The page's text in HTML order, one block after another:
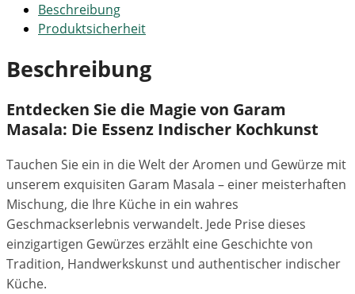
Beschreibung
Produktsicherheit
Beschreibung
Entdecken Sie die Magie von Garam
Masala: Die Essenz Indischer Kochkunst
Tauchen Sie ein in die Welt der Aromen und Gewürze mit
unserem exquisiten Garam Masala – einer meisterhaften
Mischung, die Ihre Küche in ein wahres
Geschmackserlebnis verwandelt. Jede Prise dieses
einzigartigen Gewürzes erzählt eine Geschichte von
Tradition, Handwerkskunst und authentischer indischer
Küche.